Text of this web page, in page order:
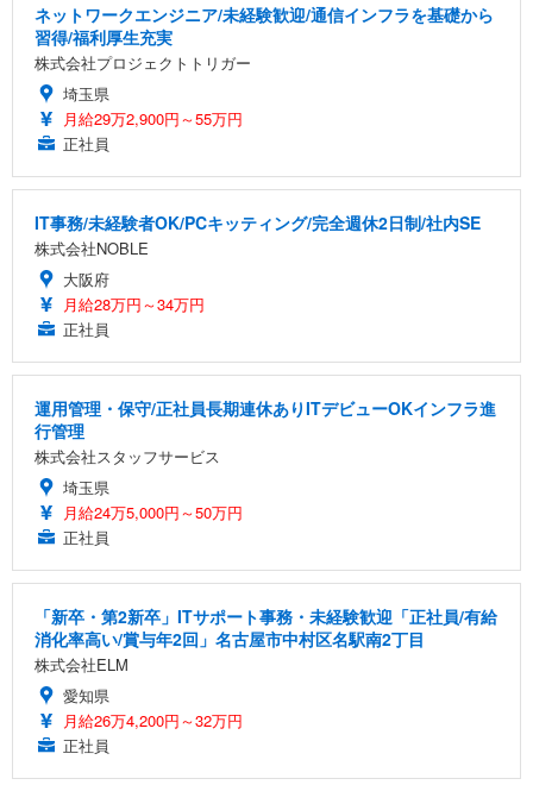
ネットワークエンジニア/未経験歓迎/通信インフラを基礎から
習得/福利厚生充実
株式会社プロジェクトトリガー
埼玉県
月給29万2,900円～55万円
正社員
IT事務/未経験者OK/PCキッティング/完全週休2日制/社内SE
株式会社NOBLE
大阪府
月給28万円～34万円
正社員
運用管理・保守/正社員長期連休ありITデビューOKインフラ進
行管理
株式会社スタッフサービス
埼玉県
月給24万5,000円～50万円
正社員
「新卒・第2新卒」ITサポート事務・未経験歓迎「正社員/有給
消化率高い/賞与年2回」名古屋市中村区名駅南2丁目
株式会社ELM
愛知県
月給26万4,200円～32万円
正社員